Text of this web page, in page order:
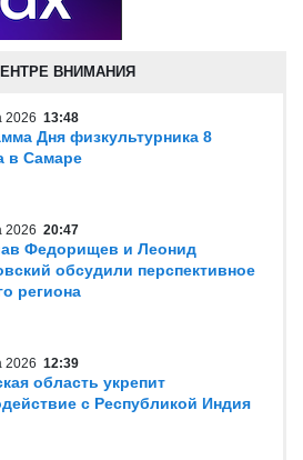
ВНИМАНИЯ
2026 13:48
Дня физкультурника 8
в Самаре
2026 20:47
Федорищев и Леонид
обсудили перспективное
региона
2026 12:39
область укрепит
с Республикой Индия